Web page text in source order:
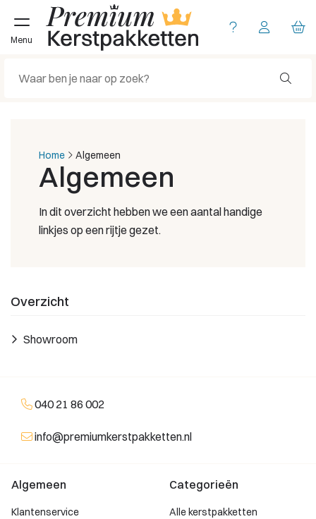
Menu
Home Algemeen
Algemeen
In dit overzicht hebben we een aantal handige
linkjes op een rijtje gezet.
Overzicht
Showroom
040 21 86 002
info@premiumkerstpakketten.nl
Algemeen
Klantenservice
Categorieën
Alle kerstpakketten